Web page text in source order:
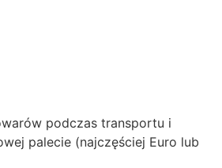
podczas transportu i
palecie (najczęściej Euro lub